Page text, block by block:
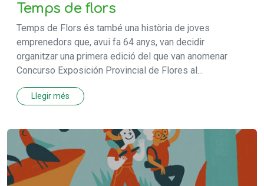
Temps de flors
Temps de Flors és també una història de joves
emprenedors que, avui fa 64 anys, van decidir
organitzar una primera edició del que van anomenar
Concurso Exposición Provincial de Flores al...
Llegir més